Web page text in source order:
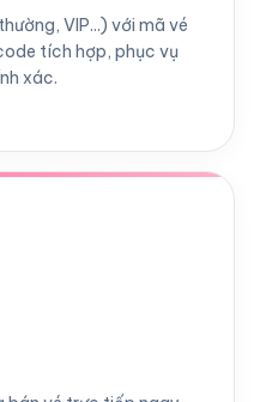
VIP...) với mã vé
tích hợp, phục vụ
xác.